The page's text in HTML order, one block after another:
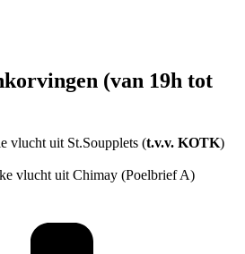
(van 19h tot
vlucht uit St.Soupplets (t.v.v. KOTK)
vlucht uit Chimay (Poelbrief A)